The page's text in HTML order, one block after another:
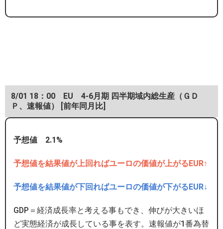
8/01 18：00 EU 4-6月期 四半期域内総生産（ＧＤ
Ｐ、速報値） [前年同月比]
予想値 2.1%
予想値を結果値が上回ればユーロの価値が上がるEUR↑
予想値を結果値が下回ればユーロの価値が下がるEUR↓
GDP＝経済成長率と考える事もでき、伸びが大きいほ
ど実態経済が成長している事を表す。速報値が1番為替